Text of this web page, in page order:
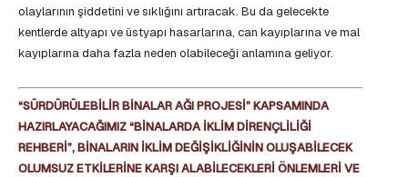
olaylarının şiddetini ve sıklığını artıracak. Bu da gelecekte
kentlerde altyapı ve üstyapı hasarlarına, can kayıplarına ve mal
kayıplarına daha fazla neden olabileceği anlamına geliyor.
“SÜRDÜRÜLEBİLİR BİNALAR AĞI PROJESİ” KAPSAMINDA
HAZIRLAYACAĞIMIZ “BİNALARDA İKLİM DİRENÇLİLİĞİ
REHBERİ”, BİNALARIN İKLİM DEĞİŞİKLİĞİNİN OLUŞABİLECEK
OLUMSUZ ETKİLERİNE KARŞI ALABİLECEKLERİ ÖNLEMLERİ VE